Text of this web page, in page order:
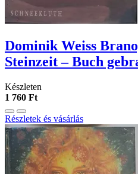
Dominik Weiss
Steinzeit – Buch
Készleten
1 760 Ft
Részletek és vásárlás